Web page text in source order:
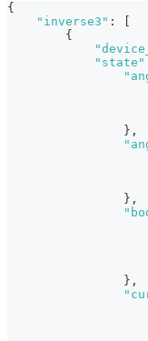
{
"inverse3" :
{
"state"
} ,
} ,
} ,